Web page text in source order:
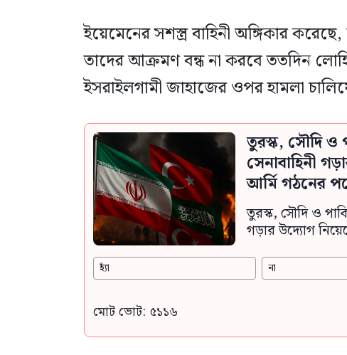
ইয়েমেনের সশস্ত্র বাহিনী অঙ্গিকার
তাদের আক্রমণ বন্ধ না করবে ততদিন
ইসরাইলগামী জাহাজের ওপর হামলা
তুরস্ক, সৌদি ও
সেনাবাহিনী
আর্মি গঠনের
তুরস্ক, সৌদি ও
গড়ার উদ্যোগ
হ্যাঁ না
মোট ভোট: ৫১১৬